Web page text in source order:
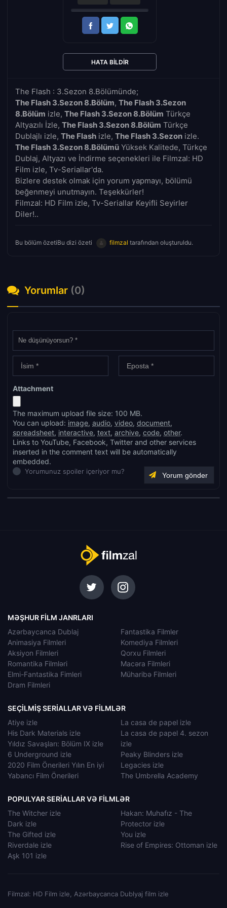
The Flash : 3.Sezon 8.Bölümünde;
The Flash 3.Sezon 8.Bölüm, The Flash 3.Sezon
8.Bölüm izle, The Flash 3.Sezon 8.Bölüm Türkçe
Altyazılı İzle, The Flash 3.Sezon 8.Bölüm Türkçe
Dublajlı izle, The Flash izle, The Flash 3.Sezon izle.
The Flash 3.Sezon 8.Bölümü Yüksek Kalitede, Türkçe
Dublaj, Altyazı ve İndirme seçenekleri ile Filmzal: HD
Film izle, Tv-Seriallar'da.
Bizlere destek olmak için yorum yapmayı, bölümü
beğenmeyi unutmayın. Teşekkürler!
Filmzal: HD Film izle, Tv-Seriallar Keyifli Seyirler
Diler!..
Bu bölüm özetiBu dizi özeti filmzal tarafından oluşturuldu.
HATA BILDIR
Yorumlar (0)
Attachment
The maximum upload file size: 100 MB.
You can upload: image, audio, video, document,
spreadsheet, interactive, text, archive, code, other.
Links to YouTube, Facebook, Twitter and other services
inserted in the comment text will be automatically
embedded.
Yorumunuz spoiler içeriyor mu?
MƏŞHUR FILM JANRLARI
Azərbaycanca Dublaj
Animasiya Filmleri
Aksiyon Filmleri
Romantika Filmləri
Elmi-Fantastika Fimleri
Dram Filmleri
Fantastika Filmler
Komediya Filmleri
Qorxu Filmleri
Macəra Filmleri
Müharibə Filmleri
SEÇILMIŞ SERIALLAR VƏ FILMLƏR
Atiye izle
His Dark Materials izle
Yıldız Savaşları: Bölüm IX izle
6 Underground izle
2020 Film Önerileri Yılın En iyi
Yabancı Film Önerileri
La casa de papel izle
La casa de papel 4. sezon
izle
Peaky Blinders izle
Legacies izle
The Umbrella Academy
POPULYAR SERIALLAR VƏ FILMLƏR
The Witcher izle
Dark izle
The Gifted izle
Riverdale izle
Aşk 101 izle
Hakan: Muhafız - The
Protector izle
You izle
Rise of Empires: Ottoman izle
Filmzal: HD Film izle, Azərbaycanca Dublyaj film izle